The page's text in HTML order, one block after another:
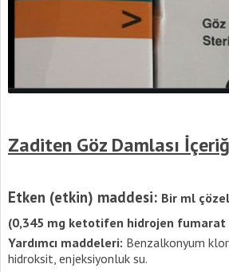
Zaditen Göz Damlası
Etken (etkin) maddesi: Bir ml
(0,345 mg ketotifen hidrojen fumarat
Yardımcı maddeleri: Benzalkonyum
hidroksit, enjeksiyonluk su.